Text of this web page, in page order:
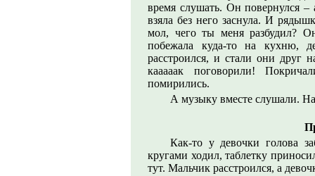
время слушать. Он повернулся –
взяла без него заснула. И
мол, чего ты меня разбудил?
побежала куда-то на кухню,
расстроился, и стали они друг
кааааак поговорили!
помирились.
А музыку вместе слушали.
Как-то у девочки голова
кругами ходил, таблетку
тут. Мальчик расстроился, а